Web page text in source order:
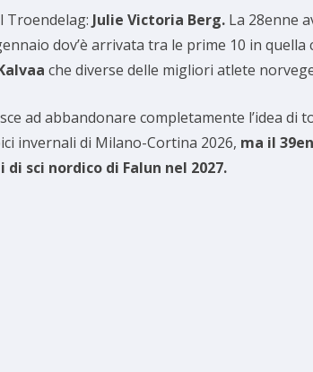
Troendelag: Julie Victoria Berg. La 28enne
dov’è arrivata tra le prime 10 in
che diverse delle migliori atlete
ad abbandonare completamente l’idea
invernali di Milano-Cortina 2026, ma il
sci nordico di Falun nel 2027.